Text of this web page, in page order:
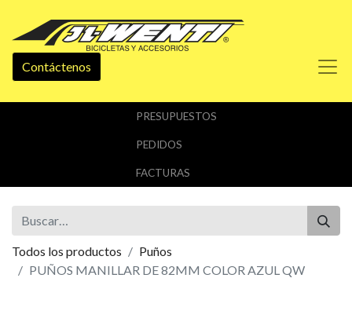
Contáctenos
PRESUPUESTOS
PEDIDOS
FACTURAS
Todos los productos
Puños
PUÑOS MANILLAR DE 82MM COLOR AZUL QW